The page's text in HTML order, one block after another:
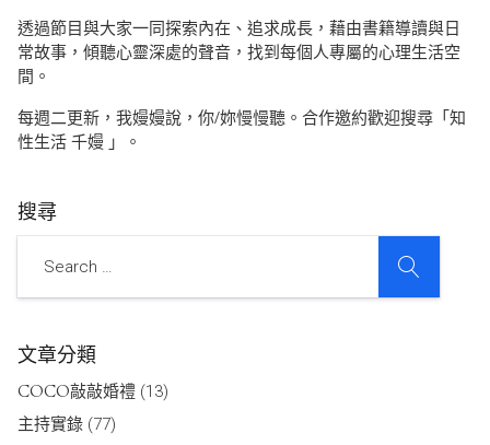
透過節目與大家一同探索內在、追求成長，藉由書籍導讀與日
常故事，傾聽心靈深處的聲音，找到每個人專屬的心理生活空
間。
每週二更新，我嫚嫚說，你/妳慢慢聽。合作邀約歡迎搜尋「知
性生活 千嫚 」。
搜尋
文章分類
COCO敲敲婚禮 (13)
主持實錄 (77)